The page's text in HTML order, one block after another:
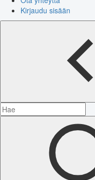
Kirjaudu sisään